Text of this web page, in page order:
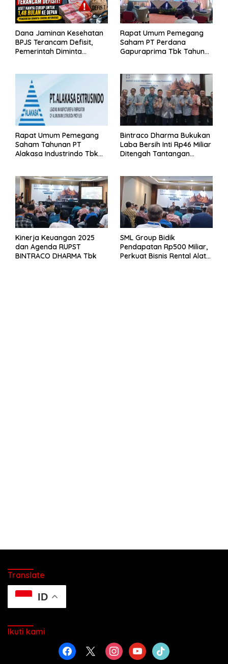
Dana Jaminan Kesehatan
BPJS Terancam Defisit,
Pemerintah Diminta
Rapat Umum Pemegang
Saham PT Perdana
Gapuraprima Tbk Tahun
Rapat Umum Pemegang
Saham Tahunan PT
Alakasa Industrindo Tbk
Bintraco Dharma Bukukan
Laba Bersih Inti Rp46 Miliar
Ditengah Tantangan
Kinerja Keuangan 2025
dan Agenda RUPST
BINTRACO DHARMA Tbk
SML Group Bidik
Pendapatan Rp500 Miliar,
Perkuat Bisnis Rental Alat
Translate
ID
Ikuti kami
facebook instagramyoutubetiktok